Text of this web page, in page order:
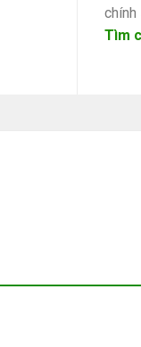
chính
Tìm